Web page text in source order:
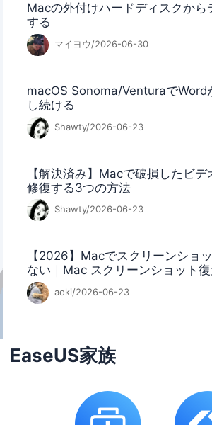
Macの外付けハードディスクから
する
マイヨウ/2026-06-30
macOS Sonoma/VenturaでWord
し続ける
Shawty/2026-06-23
【解決済み】Macで破損したビ
修復する3つの方法
Shawty/2026-06-23
【2026】Macでスクリーンショ
ない｜Mac スクリーンショット
aoki/2026-06-23
EaseUS家族